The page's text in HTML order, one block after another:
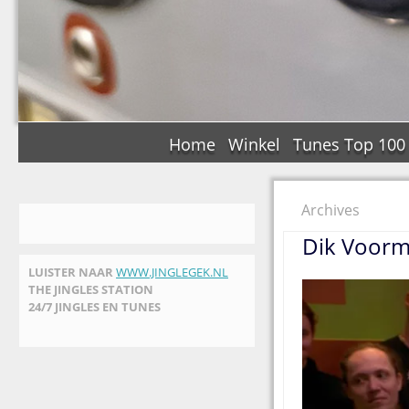
Home Winkel Tunes Top 100
LUISTER NAAR WWW.JINGLEGEK.NL
THE JINGLES STATION
24/7 JINGLES EN TUNES
Archives
Dik